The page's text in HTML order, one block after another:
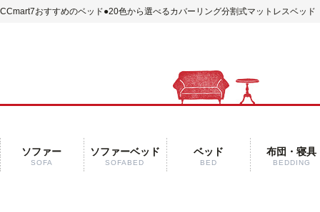
CCmart7おすすめのベッド●20色から選べるカバーリング分割式マットレスベッド
ソファー
SOFA
ソファーベッド
SOFABED
ベッド
BED
布団・寝具
BEDDING